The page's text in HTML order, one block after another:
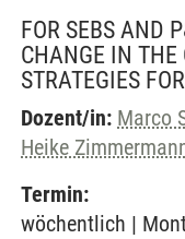
FOR SEBS AND
CHANGE IN THE
STRATEGIES
Dozent/in: Marco
Heike
Termin:
wöchentlich |